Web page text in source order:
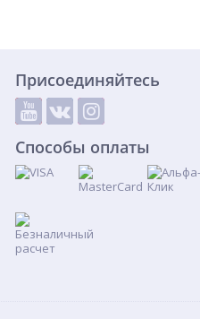
Присоединяйтесь
Способы оплаты